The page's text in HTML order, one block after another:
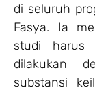
di seluruh
Fasya. Ia
studi harus
dilakukan
substansi